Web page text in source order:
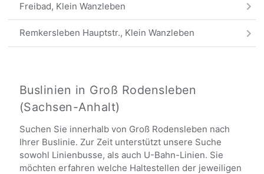
Freibad, Klein Wanzleben
Remkersleben Hauptstr., Klein Wanzleben
Meyendorf B246a, Klein Wanzleben
Alle Haltestellen
Buslinien in Groß Rodensleben
(Sachsen-Anhalt)
Suchen Sie innerhalb von Groß Rodensleben nach
Ihrer Buslinie. Zur Zeit unterstützt unsere Suche
sowohl Linienbusse, als auch U-Bahn-Linien. Sie
möchten erfahren welche Haltestellen der jeweiligen